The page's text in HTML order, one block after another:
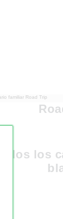
Todos los